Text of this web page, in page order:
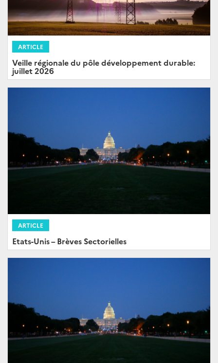
ARTICLE
Veille régionale du pôle développement durable:
juillet 2026
ARTICLE
Etats-Unis – Brèves Sectorielles